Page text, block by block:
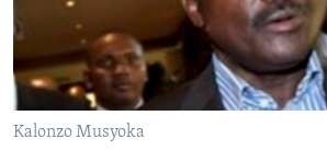
Kalonzo Musyoka